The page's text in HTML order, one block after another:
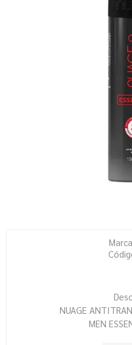
NUAGE
MEN